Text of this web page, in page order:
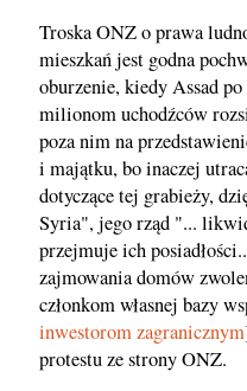
Troska ONZ o prawa
mieszkań jest godna
oburzenie, kiedy Assad
milionom uchodźców
poza nim na
i majątku, bo inaczej
dotyczące tej grabieży,
Syria", jego rząd "...
przejmuje ich
zajmowania domów
członkom własnej bazy
inwestorom zagranicznym
protestu ze strony ONZ.